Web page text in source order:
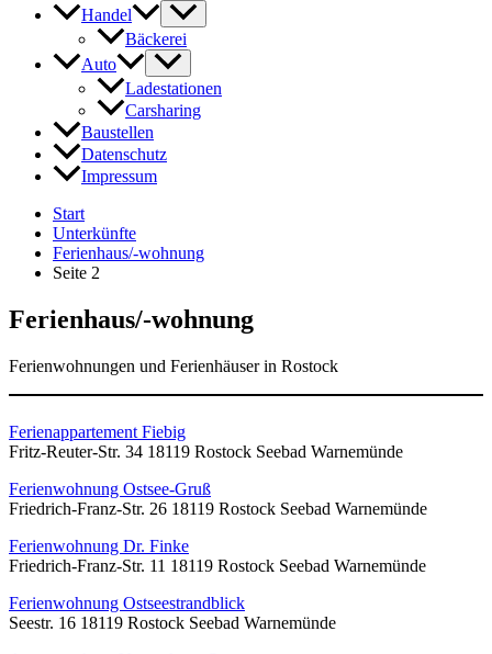
Handel
Bäckerei
Auto
Ladestationen
Carsharing
Baustellen
Datenschutz
Impressum
Start
Unterkünfte
Ferienhaus/-wohnung
Seite 2
Ferienhaus/-wohnung
Ferienwohnungen und Ferienhäuser in Rostock
Ferienappartement Fiebig
Fritz-Reuter-Str. 34 18119 Rostock Seebad Warnemünde
Ferienwohnung Ostsee-Gruß
Friedrich-Franz-Str. 26 18119 Rostock Seebad Warnemünde
Ferienwohnung Dr. Finke
Friedrich-Franz-Str. 11 18119 Rostock Seebad Warnemünde
Ferienwohnung Ostseestrandblick
Seestr. 16 18119 Rostock Seebad Warnemünde